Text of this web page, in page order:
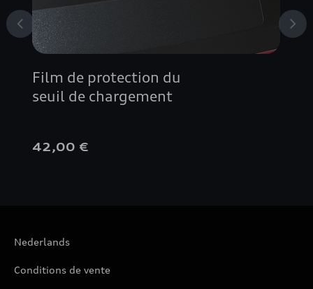
R8 SPYDER
RS Q3
TT COUPÉ
Film de protection du
seuil de chargement
42,00 €
Nederlands
Conditions de vente